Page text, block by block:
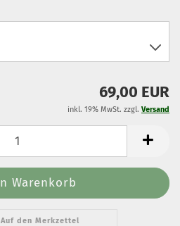
69,00 EUR
inkl. 19% MwSt. zzgl. Versand
Auf den Merkzettel